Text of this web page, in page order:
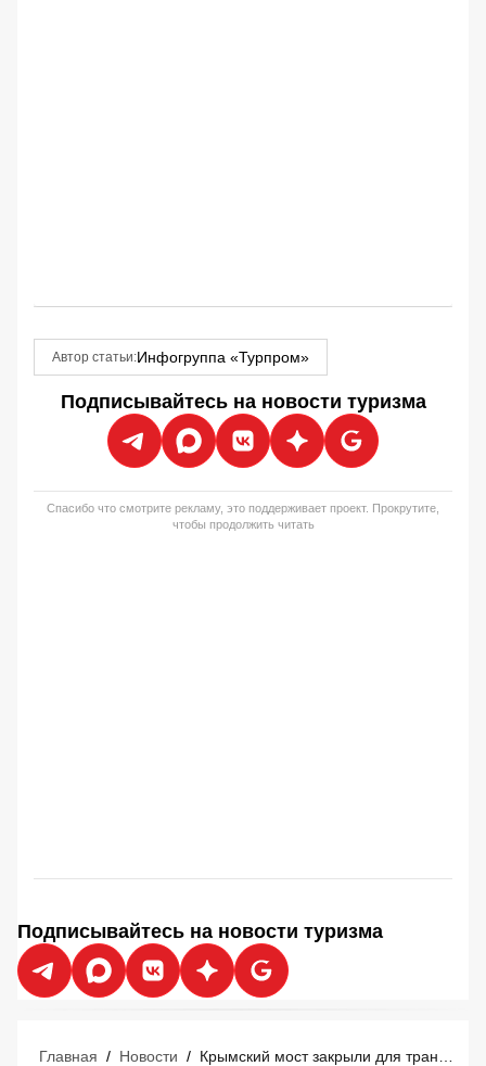
Автор статьи:Инфогруппа «Турпром»
Подписывайтесь на новости туризма
Спасибо что смотрите рекламу, это поддерживает проект. Прокрутите,
чтобы продолжить читать
Подписывайтесь на новости туризма
Главная / Новости /